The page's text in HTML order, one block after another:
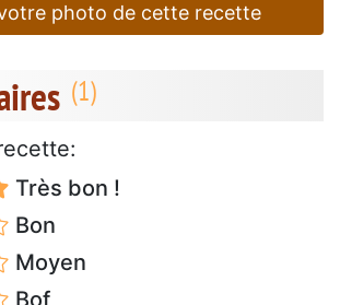
photo de cette recette
Très bon !
Bon
Moyen